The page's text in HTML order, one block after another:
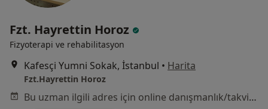
Fzt. Hayrettin Horoz
Fizyoterapi ve rehabilitasyon
Kafesçi Yumni Sokak, İstanbul • Harita
Fzt.Hayrettin Horoz
Bu uzman ilgili adres için online danışmanlık/takvim sunmuyor.